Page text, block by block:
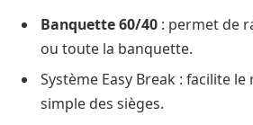
Banquette 60/40 : permet de
ou toute la banquette.
Système Easy Break : facilite
simple des sièges.